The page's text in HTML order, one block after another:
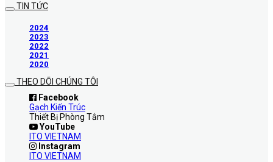
TIN TỨC
2024
2023
2022
2021
2020
THEO DÕI CHÚNG TÔI
Facebook
Gạch Kiến Trúc
Thiết Bị Phòng Tắm
YouTube
ITO VIETNAM
Instagram
ITO VIETNAM